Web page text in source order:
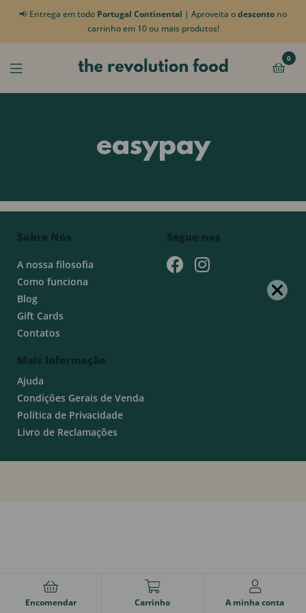
📢 Entrega em todo Portugal Continental | Aproveita odesconto no
carrinho em 10 ou mais produtos!
0
easypay
Sobre Nós
A nossa filosofia
Como funciona
Blog
Gift Cards
Contatos
Mais Informação
Ajuda
Condições Gerais de Venda
Política de Privacidade
Livro de Reclamações
Segue-nos
Encomendar Carrinho A minha conta